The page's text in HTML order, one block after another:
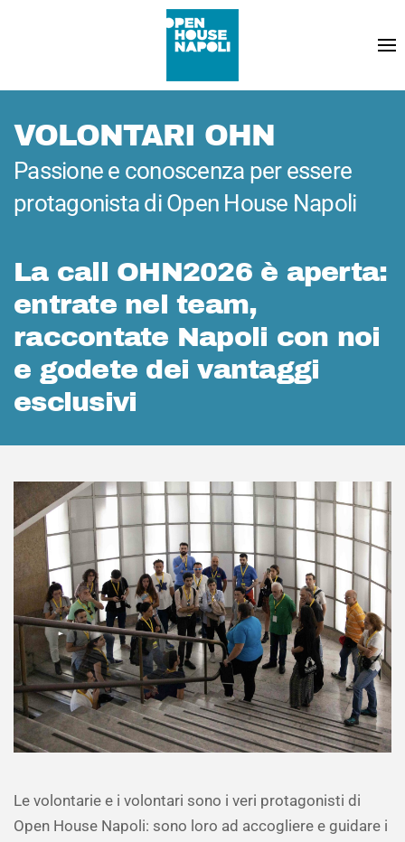
VOLONTARI OHN
Passione e conoscenza per essere
protagonista di Open House Napoli
La call OHN2026 è aperta:
entrate nel team,
raccontate Napoli con noi
e godete dei vantaggi
esclusivi
Le volontarie e i volontari sono i veri protagonisti di
Open House Napoli: sono loro ad accogliere e guidare i